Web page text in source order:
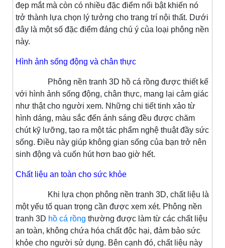
đẹp mắt mà còn có nhiều đặc điểm nổi bật khiến nó
trở thành lựa chọn lý tưởng cho trang trí nội thất. Dưới
đây là một số đặc điểm đáng chú ý của loại phông nền
này.
Hình ảnh sống động và chân thực
Phông nền tranh 3D hồ cá rồng được thiết kế
với hình ảnh sống động, chân thực, mang lại cảm giác
như thật cho người xem. Những chi tiết tinh xảo từ
hình dáng, màu sắc đến ánh sáng đều được chăm
chút kỹ lưỡng, tạo ra một tác phẩm nghệ thuật đầy sức
sống. Điều này giúp không gian sống của bạn trở nên
sinh động và cuốn hút hơn bao giờ hết.
Chất liệu an toàn cho sức khỏe
Khi lựa chọn phông nền tranh 3D, chất liệu là
một yếu tố quan trọng cần được xem xét. Phông nền
tranh 3D hồ cá rồng thường được làm từ các chất liệu
an toàn, không chứa hóa chất độc hại, đảm bảo sức
khỏe cho người sử dụng. Bên cạnh đó, chất liệu này